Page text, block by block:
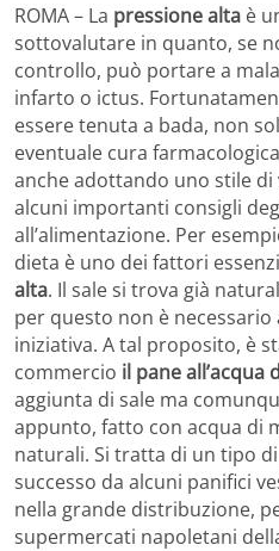
ROMA – La pressione alta è
sottovalutare in quanto, se
controllo, può portare a
infarto o ictus.
essere tenuta a bada, non
eventuale cura
anche adottando uno stile
alcuni importanti consigli
all’alimentazione. Per
dieta è uno dei fattori
alta. Il sale si trova già
per questo non è
iniziativa. A tal proposito, è
commercio il pane all’acqua
aggiunta di sale ma
appunto, fatto con acqua di
naturali. Si tratta di un tipo
successo da alcuni panifici
nella grande distribuzione,
supermercati napoletani